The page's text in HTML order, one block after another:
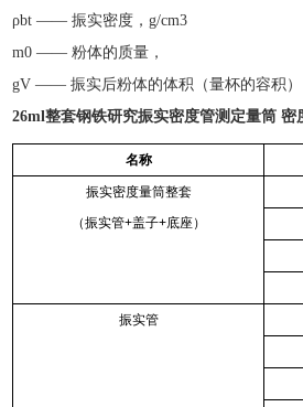
ρbt ——振实密度，g/cm3
m0 ——粉体的质量，
gV ——振实后粉体的体积（量杯的容积
26ml整套钢铁研究振实密度管测定量筒 密
名称
振实密度量筒整套
（振实管+盖子+底座）
振实管